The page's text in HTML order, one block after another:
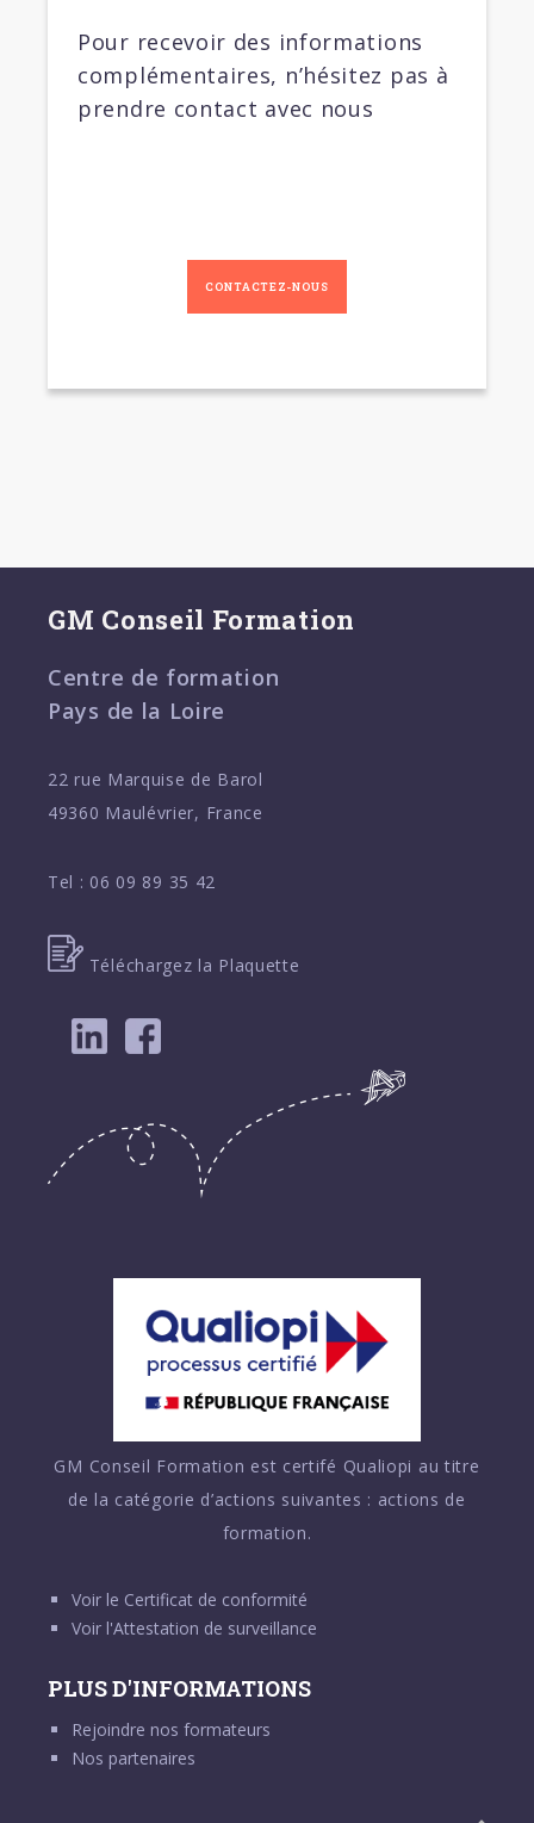
Pour recevoir des informations
complémentaires, n’hésitez pas à
prendre contact avec nous
CONTACTEZ-NOUS
GM Conseil Formation
Centre de formation
Pays de la Loire
22 rue Marquise de Barol
49360 Maulévrier, France
Tel : 06 09 89 35 42
Téléchargez la Plaquette
GM Conseil Formation est certifé Qualiopi au titre
de la catégorie d’actions suivantes : actions de
formation.
Voir le Certificat de conformité
Voir l'Attestation de surveillance
PLUS D'INFORMATIONS
Rejoindre nos formateurs
Nos partenaires